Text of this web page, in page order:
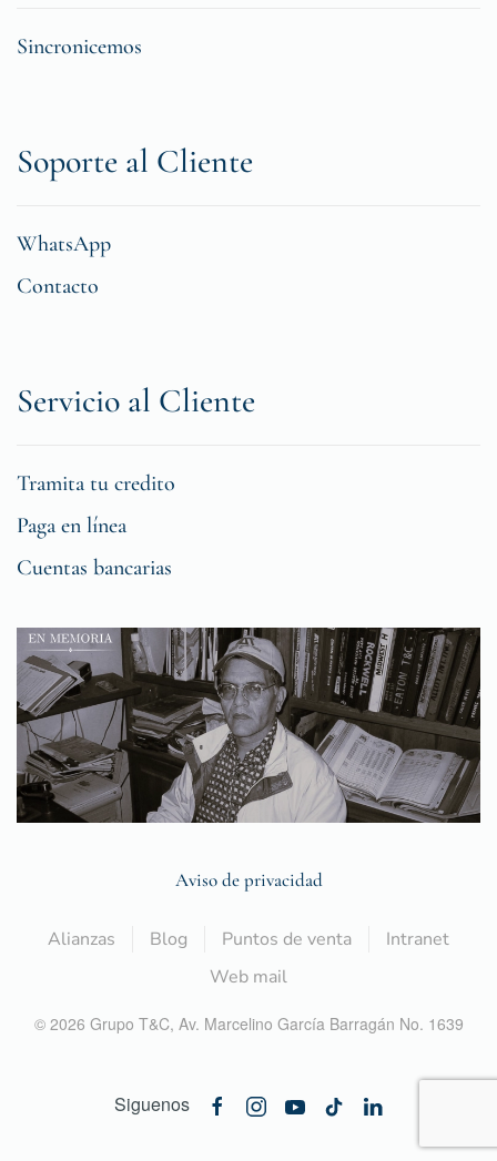
Sincronicemos
Soporte al Cliente
WhatsApp
Contacto
Servicio al Cliente
Tramita tu credito
Paga en línea
Cuentas bancarias
Aviso de privacidad
Alianzas Blog Puntos de venta
Intranet
Web mail
© 2026 Grupo T&C, Av. Marcelino García Barragán No. 1639
Siguenos